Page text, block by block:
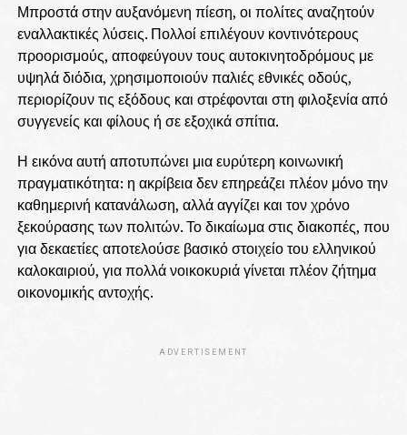
Μπροστά στην αυξανόμενη πίεση, οι πολίτες αναζητούν
εναλλακτικές λύσεις. Πολλοί επιλέγουν κοντινότερους
προορισμούς, αποφεύγουν τους αυτοκινητοδρόμους με
υψηλά διόδια, χρησιμοποιούν παλιές εθνικές οδούς,
περιορίζουν τις εξόδους και στρέφονται στη φιλοξενία από
συγγενείς και φίλους ή σε εξοχικά σπίτια.
Η εικόνα αυτή αποτυπώνει μια ευρύτερη κοινωνική
πραγματικότητα: η ακρίβεια δεν επηρεάζει πλέον μόνο την
καθημερινή κατανάλωση, αλλά αγγίζει και τον χρόνο
ξεκούρασης των πολιτών. Το δικαίωμα στις διακοπές, που
για δεκαετίες αποτελούσε βασικό στοιχείο του ελληνικού
καλοκαιριού, για πολλά νοικοκυριά γίνεται πλέον ζήτημα
οικονομικής αντοχής.
ADVERTISEMENT